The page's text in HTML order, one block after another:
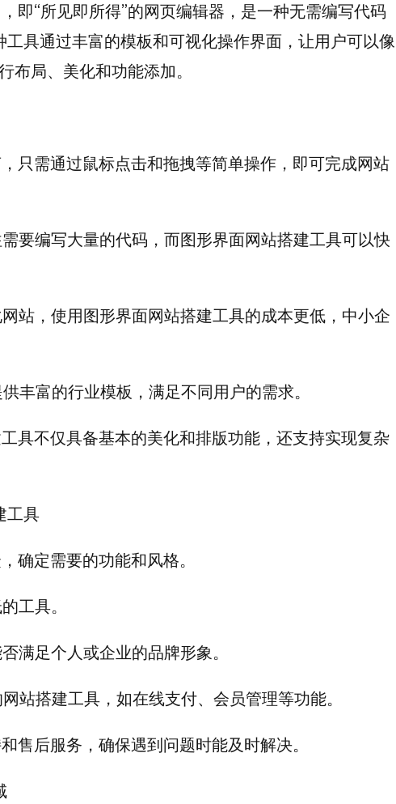
即“所见即所得”的网页编辑器，是一种无需编写代码
具通过丰富的模板和可视化操作界面，让用户可以像
局、美化和功能添加。
只需通过鼠标点击和拖拽等简单操作，即可完成网站
要编写大量的代码，而图形界面网站搭建工具可以快
站，使用图形界面网站搭建工具的成本更低，中小企
丰富的行业模板，满足不同用户的需求。
具不仅具备基本的美化和排版功能，还支持实现复杂
工具
确定需要的功能和风格。
工具。
满足个人或企业的品牌形象。
站搭建工具，如在线支付、会员管理等功能。
售后服务，确保遇到问题时能及时解决。